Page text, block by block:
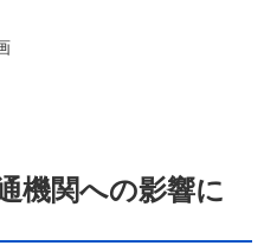
機関への影響に